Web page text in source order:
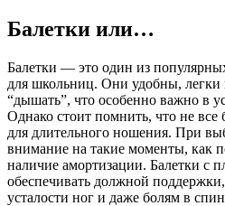
Балетки или…
Балетки — это один из
для школьниц. Они удобны, легки
“дышать”, что особенно важно в
Однако стоит помнить, что не все
для длительного ношения. При
внимание на такие моменты, как
наличие амортизации. Балетки с
обеспечивать должной
усталости ног и даже болям в